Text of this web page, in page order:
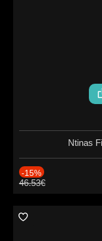
Ntinas
-15%
46.53€